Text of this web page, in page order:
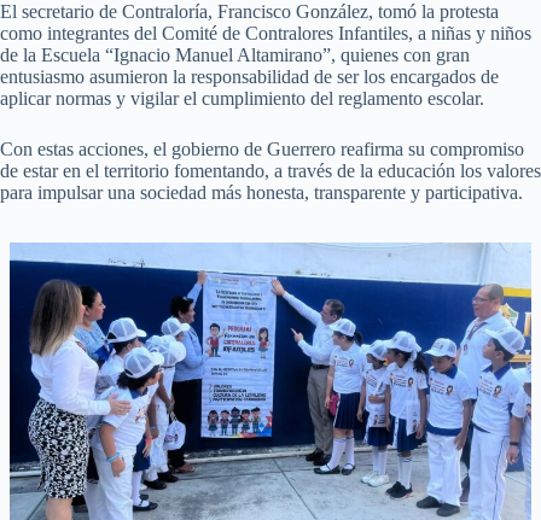
El secretario de Contraloría, Francisco González, tomó la protesta
como integrantes del Comité de Contralores Infantiles, a niñas y niños
de la Escuela “Ignacio Manuel Altamirano”, quienes con gran
entusiasmo asumieron la responsabilidad de ser los encargados de
aplicar normas y vigilar el cumplimiento del reglamento escolar.
Con estas acciones, el gobierno de Guerrero reafirma su compromiso
de estar en el territorio fomentando, a través de la educación los valores
para impulsar una sociedad más honesta, transparente y participativa.